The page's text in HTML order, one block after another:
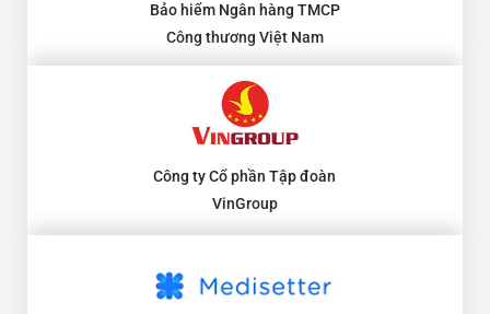
Bảo hiểm Ngân hàng TMCP
Công thương Việt Nam
Công ty Cổ phần Tập đoàn
VinGroup